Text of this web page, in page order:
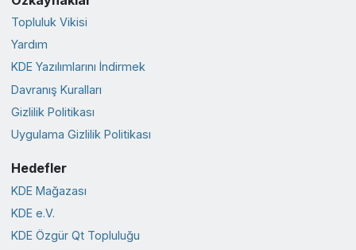
Topluluk Vikisi
Yardım
KDE Yazılımlarını İndirmek
Davranış Kuralları
Gizlilik Politikası
Uygulama Gizlilik Politikası
Hedefler
KDE Mağazası
KDE e.V.
KDE Özgür Qt Topluluğu